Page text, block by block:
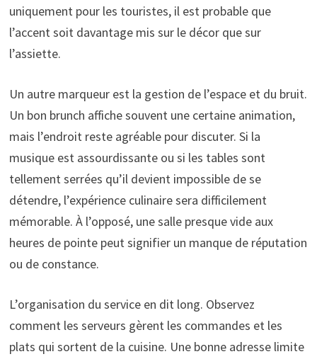
uniquement pour les touristes, il est probable que
l’accent soit davantage mis sur le décor que sur
l’assiette.
Un autre marqueur est la gestion de l’espace et du bruit.
Un bon brunch affiche souvent une certaine animation,
mais l’endroit reste agréable pour discuter. Si la
musique est assourdissante ou si les tables sont
tellement serrées qu’il devient impossible de se
détendre, l’expérience culinaire sera difficilement
mémorable. À l’opposé, une salle presque vide aux
heures de pointe peut signifier un manque de réputation
ou de constance.
L’organisation du service en dit long. Observez
comment les serveurs gèrent les commandes et les
plats qui sortent de la cuisine. Une bonne adresse limite